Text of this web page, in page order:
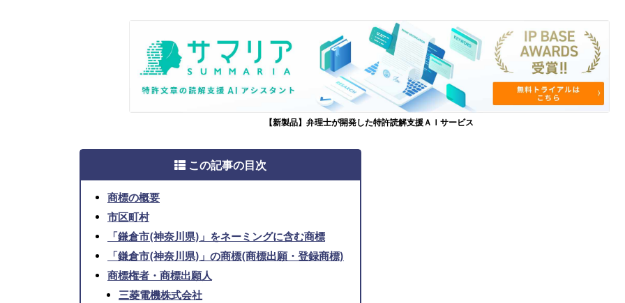
【新製品】弁理士が開発した特許読解支援ＡＩサービス
この記事の目次
商標の概要
市区町村
「鎌倉市(神奈川県)」をネーミングに含む商標
「鎌倉市(神奈川県)」の商標(商標出願・登録商標)
商標権者・商標出願人
三菱電機株式会社